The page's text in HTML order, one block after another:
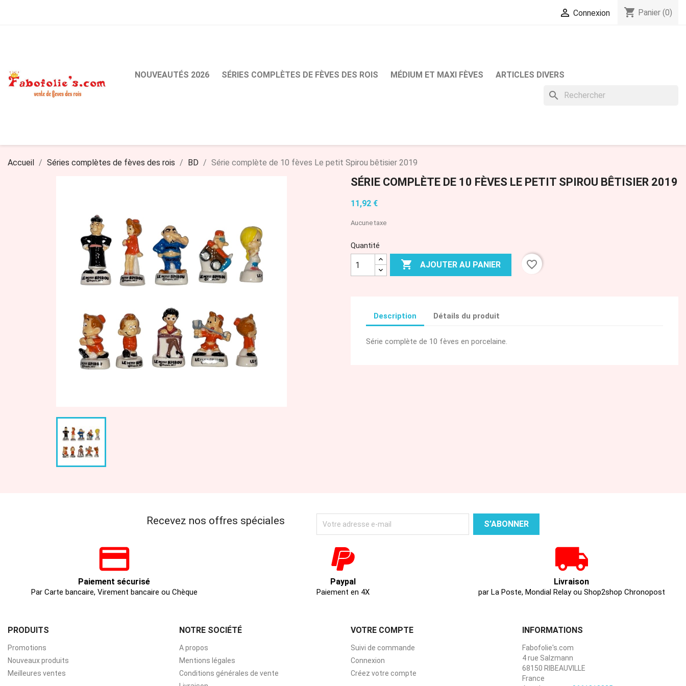
 Connexion shopping_cart Panier (0)
NOUVEAUTÉS 2026 SÉRIES COMPLÈTES DE FÈVES DES ROIS MÉDIUM ET MAXI FÈVES ARTICLES DIVERS
search
Accueil Séries complètes de fèves des rois BD Série complète de 10 fèves Le petit Spirou bêtisier 2019
SÉRIE COMPLÈTE DE 10 FÈVES LE PETIT SPIROU BÊTISIER 2019
11,92 €
Aucune taxe
Quantité
 AJOUTER AU PANIER favorite_border
Description Détails du produit
Série complète de 10 fèves en porcelaine.
Recevez nos offres spéciales
Paiement sécurisé
Par Carte bancaire, Virement bancaire ou Chèque
Paypal
Paiement en 4X
Livraison
par La Poste, Mondial Relay ou Shop2shop Chronopost
PRODUITS
Promotions
Nouveaux produits
Meilleures ventes
NOTRE SOCIÉTÉ
A propos
Mentions légales
Conditions générales de vente
VOTRE COMPTE
Suivi de commande
Connexion
Créez votre compte
INFORMATIONS
Fabofolie's.com
4 rue Salzmann
68150 RIBEAUVILLE
France